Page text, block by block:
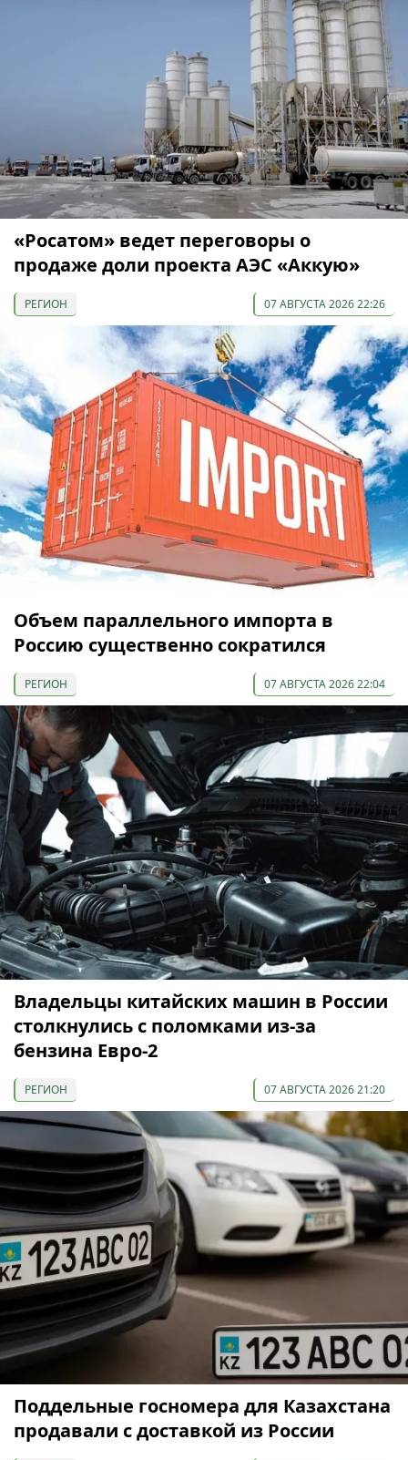
«Росатом» ведет переговоры о
продаже доли проекта АЭС «Аккую»
РЕГИОН 07 АВГУСТА 2026 22:26
Объем параллельного импорта в
Россию существенно сократился
РЕГИОН 07 АВГУСТА 2026 22:04
Владельцы китайских машин в России
столкнулись с поломками из-за
бензина Евро-2
РЕГИОН 07 АВГУСТА 2026 21:20
Поддельные госномера для Казахстана
продавали с доставкой из России